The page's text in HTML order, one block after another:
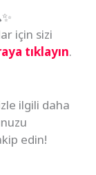
için sizi
tıklayın.
ilgili daha
edin!